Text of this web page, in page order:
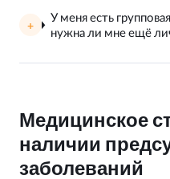
У меня есть
нужна ли мне ещё
Медицинское
наличии
заболеваний